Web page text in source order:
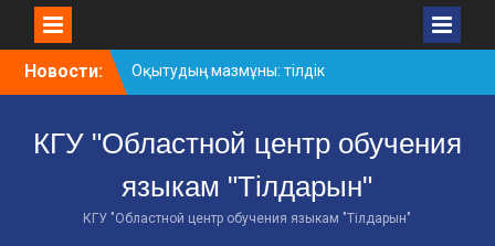
Новости:
Оқытудың мазмұны: тілдік
дағдылар және
стратегиялар
АХМЕТ БАЙТҰРСЫНҰЛЫ
АТЫНДАҒЫ «ҮЗДІК
ОҚЫТУШЫ-2026»
КГУ "Областной центр обучения
языкам "Тілдарын"
КГУ "Областной центр обучения языкам "Тілдарын"